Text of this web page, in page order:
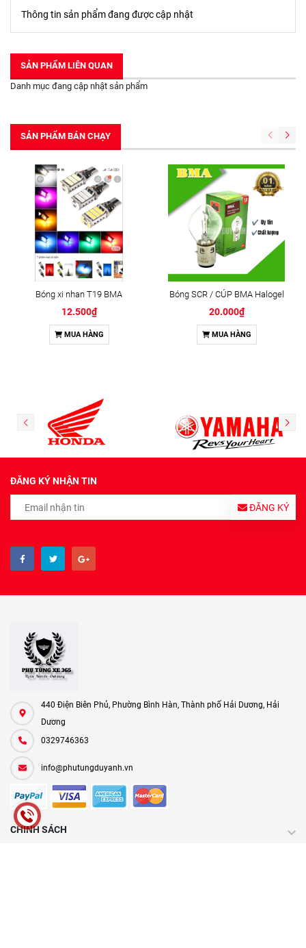
Thông tin sản phẩm đang được cập nhật
SẢN PHẨM LIÊN QUAN
Danh mục đang cập nhật sản phẩm
SẢN PHẨM BÁN CHẠY
Bóng xi nhan T19 BMA
12.500₫
MUA HÀNG
Bóng SCR / CÚP BMA Halogel
20.000₫
MUA HÀNG
ĐĂNG KÝ NHẬN TIN
ĐĂNG KÝ
440 Điện Biên Phủ, Phường Bình Hàn, Thành phố Hải Dương, Hải
Dương
0329746363
info@phutungduyanh.vn
CHÍNH SÁCH